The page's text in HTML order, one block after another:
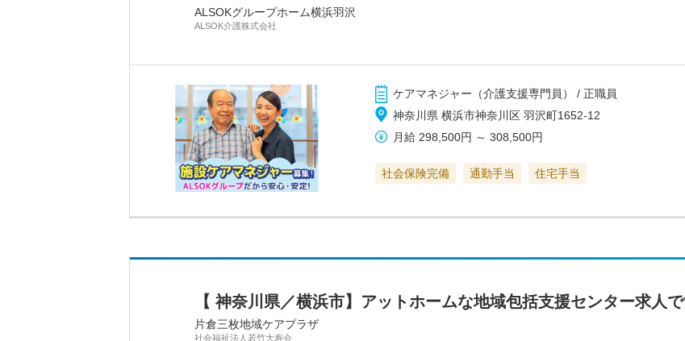
ALSOKグループホーム横浜羽沢
ALSOK介護株式会社
ケアマネジャー（介護支援専門員） / 正職員
神奈川県 横浜市神奈川区 羽沢町1652-12
月給 298,500円 ～308,500円
社会保険完備 通勤手当 住宅手当
【 神奈川県／横浜市】アットホームな地域包括支援センター求人
片倉三枚地域ケアプラザ
社会福祉法人若竹大寿会